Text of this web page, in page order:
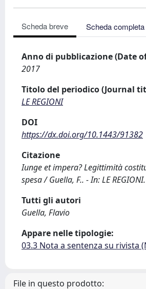
Scheda breve Scheda completa
Anno di pubblicazione (Date
2017
Titolo del periodico (Journal
LE REGIONI
DOI
https://dx.doi.org/10.1443/91382
Citazione
Iunge et impera? Legittimità
spesa / Guella, F.. - In: LE
Tutti gli autori
Guella, Flavio
Appare nelle tipologie:
03.3 Nota a sentenza su rivista
File in questo prodotto: